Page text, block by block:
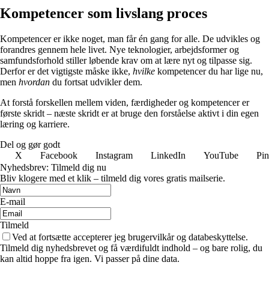
Kompetencer som livslang proces
Kompetencer er ikke noget, man får én gang for alle. De udvikles og
forandres gennem hele livet. Nye teknologier, arbejdsformer og
samfundsforhold stiller løbende krav om at lære nyt og tilpasse sig.
Derfor er det vigtigste måske ikke, hvilke kompetencer du har lige nu,
men hvordan du fortsat udvikler dem.
At forstå forskellen mellem viden, færdigheder og kompetencer er
første skridt – næste skridt er at bruge den forståelse aktivt i din egen
læring og karriere.
Del og gør godt
X
Facebook Instagram LinkedIn YouTube
Nyhedsbrev: Tilmeld dig nu
Bliv klogere med et klik – tilmeld dig vores gratis mailserie.
E-mail
Tilmeld
Ved at fortsætte accepterer jeg brugervilkår og databeskyttelse.
Tilmeld dig nyhedsbrevet og få værdifuldt indhold – og bare rolig, du
kan altid hoppe fra igen. Vi passer på dine data.